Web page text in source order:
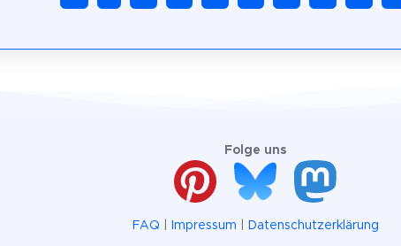
Folge uns
FAQ Impressum Datenschutzerklärung